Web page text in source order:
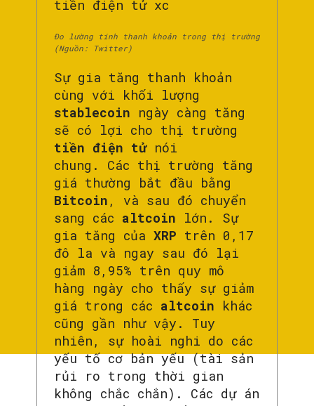
Đo lường tính thanh khoản trong thị trường
(Nguồn: Twitter)
Sự gia tăng thanh khoản
cùng với khối lượng
stablecoin ngày càng tăng
sẽ có lợi cho thị trường
tiền điện tửnói
chung. Các thị trường tăng
giá thường bắt đầu bằng
Bitcoin , và sau đó chuyển
sang các altcoin lớn. Sự
gia tăng của XRP trên 0,17
đô la và ngay sau đó lại
giảm 8,95% trên quy mô
hàng ngày cho thấy sự giảm
giá trong các altcoin khác
cũng gần như vậy. Tuy
nhiên, sự hoài nghi do các
yếu tố cơ bản yếu (tài sản
rủi ro trong thời gian
không chắc chắn). Các dự án